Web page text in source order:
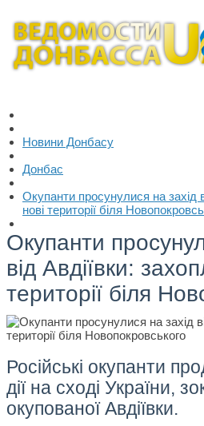
Новини Донбасу
Донбас
Окупанти просунулися на захід
нові території біля
Окупанти
від Авдіївки:
території біля
Російські окупанти
дії на сході України,
окупованої Авдіївки.